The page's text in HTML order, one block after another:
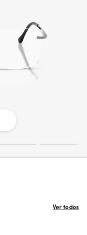
Ver todos